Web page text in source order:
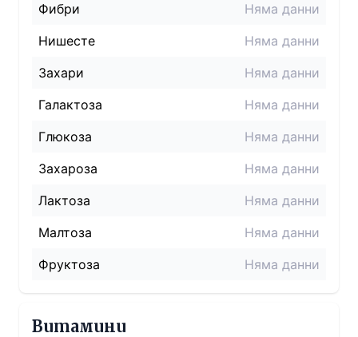
Фибри
Няма данни
Нишесте
Няма данни
Захари
Няма данни
Галактоза
Няма данни
Глюкоза
Няма данни
Захароза
Няма данни
Лактоза
Няма данни
Малтоза
Няма данни
Фруктоза
Няма данни
Витамини